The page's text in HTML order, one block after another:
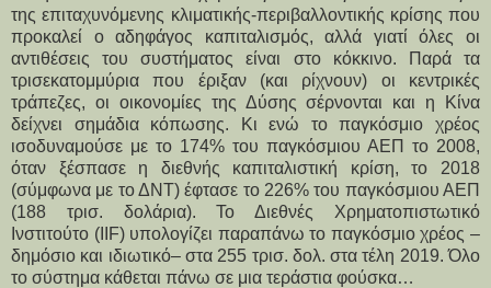
της επιταχυνόμενης κλιματικής-περιβαλλοντικής κρίσης που
προκαλεί ο αδηφάγος καπιταλισμός, αλλά γιατί όλες οι
αντιθέσεις του συστήματος είναι στο κόκκινο. Παρά τα
τρισεκατομμύρια που έριξαν (και ρίχνουν) οι κεντρικές
τράπεζες, οι οικονομίες της Δύσης σέρνονται και η Κίνα
δείχνει σημάδια κόπωσης. Κι ενώ το παγκόσμιο χρέος
ισοδυναμούσε με το 174% του παγκόσμιου ΑΕΠ το 2008,
όταν ξέσπασε η διεθνής καπιταλιστική κρίση, το 2018
(σύμφωνα με το ΔΝΤ) έφτασε το 226% του παγκόσμιου ΑΕΠ
(188 τρισ. δολάρια). Το Διεθνές Χρηματοπιστωτικό
Ινστιτούτο (IIF) υπολογίζει παραπάνω το παγκόσμιο χρέος –
δημόσιο και ιδιωτικό– στα 255 τρισ. δολ. στα τέλη 2019. Όλο
το σύστημα κάθεται πάνω σε μια τεράστια φούσκα…